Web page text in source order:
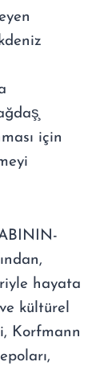
için
hayata
kültürel
Korfmann